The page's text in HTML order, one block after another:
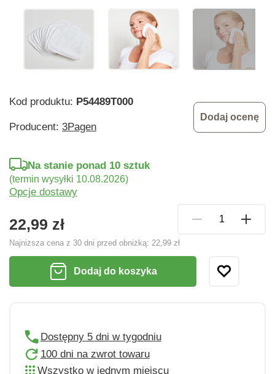
Kod produktu: P54489T000
Producent: 3Pagen
Dodaj ocenę
22,99 zł
Najniższa cena z 30 dni przed obniżką: 22,99 zł
Na stanie ponad 10 sztuk
(termin wysyłki 10.08.2026)
Opcje dostawy
Dodaj do koszyka
Dostępny 5 dni w tygodniu
100 dni na zwrot towaru
Wszystko w jednym miejscu